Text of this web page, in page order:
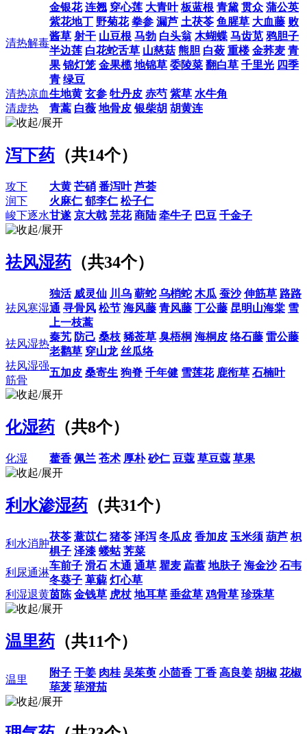
清热解毒
金银花 连翘 穿心莲 大青叶 板蓝根 青黛 贯众 蒲公英
紫花地丁 野菊花 拳参 漏芦 土茯苓 鱼腥草 大血藤 败
酱草 射干 山豆根 马勃 白头翁 木蝴蝶 马齿苋 鸦胆子
半边莲 白花蛇舌草 山慈菇 熊胆 白蔹 重楼 金荞麦 青
果 锦灯笼 金果榄 地锦草 委陵菜 翻白草 千里光 四季
青 绿豆
清热凉血生地黄 玄参 牡丹皮 赤芍 紫草 水牛角
清虚热
青蒿 白薇 地骨皮 银柴胡 胡黄连
泻下药 （共14个）
攻下 大黄 芒硝 番泻叶 芦荟
润下
火麻仁 郁李仁 松子仁
峻下逐水甘遂 京大戟 芫花 商陆 牵牛子 巴豆 千金子
祛风湿药 （共34个）
祛风寒湿
独活 威灵仙 川乌 蕲蛇 乌梢蛇 木瓜 蚕沙 伸筋草 路路
通 寻骨风 松节 海风藤 青风藤 丁公藤 昆明山海棠 雪
上一枝蒿
祛风湿热
秦艽 防己 桑枝 豨莶草 臭梧桐 海桐皮 络石藤 雷公藤
老鹳草 穿山龙 丝瓜络
祛风湿强
筋骨
五加皮 桑寄生 狗脊 千年健 雪莲花 鹿衔草 石楠叶
化湿药 （共8个）
化湿 藿香 佩兰 苍术 厚朴 砂仁 豆蔻 草豆蔻 草果
利水渗湿药 （共31个）
利水消肿
茯苓 薏苡仁 猪苓 泽泻 冬瓜皮 香加皮 玉米须 葫芦 枳
椇子 泽漆 蝼蛄 荠菜
利尿通淋
车前子 滑石 木通 通草 瞿麦 萹蓄 地肤子 海金沙 石韦
冬葵子 萆薢 灯心草
利湿退黄茵陈 金钱草 虎杖 地耳草 垂盆草 鸡骨草 珍珠草
温里药 （共11个）
温里
附子 干姜 肉桂 吴茱萸 小茴香 丁香 高良姜 胡椒 花椒
荜茇 荜澄茄